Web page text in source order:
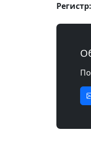
Регистр: